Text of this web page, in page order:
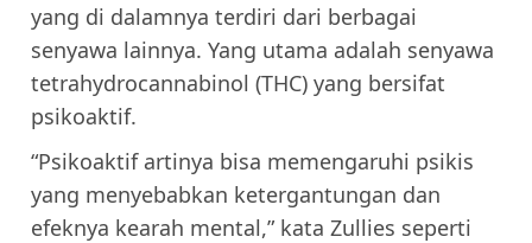
yang di dalamnya terdiri dari berbagai
senyawa lainnya. Yang utama adalah senyawa
tetrahydrocannabinol (THC) yang bersifat
psikoaktif.
“Psikoaktif artinya bisa memengaruhi psikis
yang menyebabkan ketergantungan dan
efeknya kearah mental,” kata Zullies seperti